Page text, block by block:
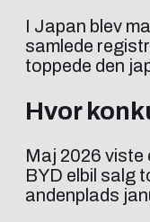
I Japan blev
samlede
toppede den
Hvor
Maj 2026
BYD elbil salg
andenplads